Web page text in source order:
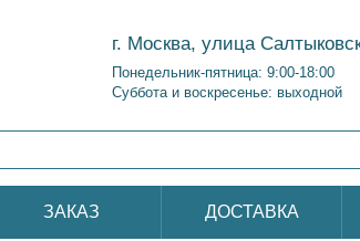
г. Москва, улица
Понедельник-пятница: 9:00-18:00
Суббота и воскресенье: выходной
ЗАКАЗ ДОСТАВКА